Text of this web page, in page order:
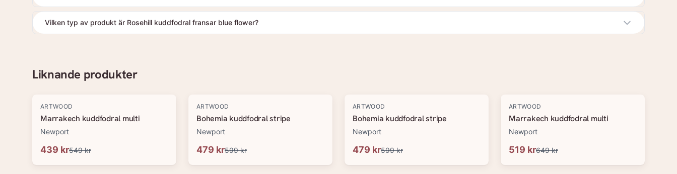
Vilken typ av produkt är Rosehill kuddfodral fransar blue flower?
Liknande produkter
-20%
ARTWOOD
Marrakech kuddfodral multi
Newport
439 kr549 kr
-20%
ARTWOOD
Bohemia kuddfodral stripe
Newport
479 kr599 kr
-20%
ARTWOOD
Bohemia kuddfodral stripe
Newport
479 kr599 kr
-20%
ARTWOOD
Marrakech kuddfodral multi
Newport
519 kr649 kr